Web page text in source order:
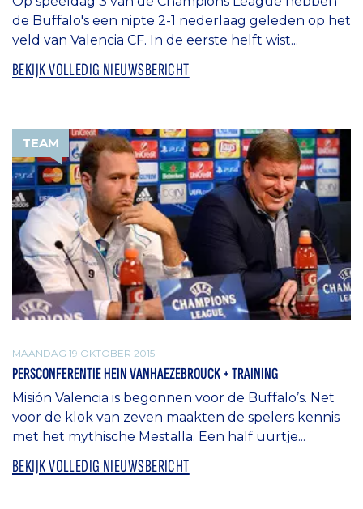
de Buffalo's een nipte 2-1 nederlaag geleden op het
veld van Valencia CF. In de eerste helft wist...
BEKIJK VOLLEDIG NIEUWSBERICHT
TEAM
MAANDAG 19 OKTOBER 2015
PERSCONFERENTIE HEIN VANHAEZEBROUCK + TRAINING
Misión Valencia is begonnen voor de Buffalo’s. Net
voor de klok van zeven maakten de spelers kennis
met het mythische Mestalla. Een half uurtje...
BEKIJK VOLLEDIG NIEUWSBERICHT